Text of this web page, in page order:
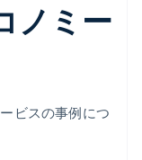
ノミー
ビスの事例につ